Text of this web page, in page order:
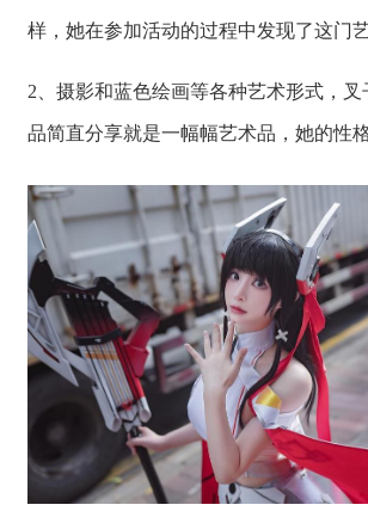
样，她在参加活动的过程中发现了这门艺
2、摄影和蓝色绘画等各种艺术形式，叉
品简直分享就是一幅幅艺术品，她的性